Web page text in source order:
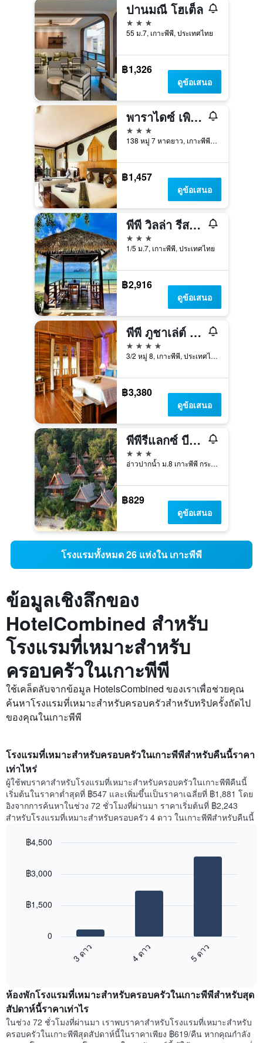
ปานมณี โฮเต็ล
3 ดาว
55 ม.7, เกาะพีพี, ประเทศไทย
฿1,326
ดูข้อเสนอ
พาราไดซ์ เพิร์ล บังกะโลส
3 ดาว
138 หมู่ 7 หาดยาว, เกาะพีพี, ประเทศไทย
฿1,457
ดูข้อเสนอ
พีพี วิลล่า รีสอร์ท
3 ดาว
1/5 ม.7, เกาะพีพี, ประเทศไทย
฿2,916
ดูข้อเสนอ
พีพี ภูชาเล่ต์ รีสอร์ท
4 ดาว
3/2 หมู่ 8, เกาะพีพี, ประเทศไทย
฿3,380
ดูข้อเสนอ
พีพีรีแลกซ์ บีชรีสอร์ท
3 ดาว
อ่าวปากน้ำ ม.8 เกาะพีพี กระบี่, เกาะพีพี, ประเทศไทย
฿829
ดูข้อเสนอ
โรงแรมทั้งหมด 26 แห่งใน เกาะพีพี
ข้อมูลเชิงลึกของ
HotelCombined สำหรับ
โรงแรมที่เหมาะสำหรับ
ครอบครัวในเกาะพีพี
ใช้เคล็ดลับจากข้อมูล HotelsCombined ของเราเพื่อช่วยคุณ
ค้นหาโรงแรมที่เหมาะสำหรับครอบครัวสำหรับทริปครั้งถัดไป
ของคุณในเกาะพีพี
โรงแรมที่เหมาะสำหรับครอบครัวในเกาะพีพีสำหรับคืนนี้ราคา
เท่าไหร่
ผู้ใช้พบราคาสำหรับโรงแรมที่เหมาะสำหรับครอบครัวในเกาะพีพีคืนนี้
เริ่มต้นในราคาต่ำสุดที่ ฿547 และเพิ่มขึ้นเป็นราคาเฉลี่ยที่ ฿1,881 โดย
อิงจากการค้นหาในช่วง 72 ชั่วโมงที่ผ่านมา ราคาเริ่มต้นที่ ฿2,243
สำหรับโรงแรมที่เหมาะสำหรับครอบครัว 4 ดาว ในเกาะพีพีสำหรับคืนนี้
with
ของ
ห้อง
พัก
คืน
นี้
3 ดาว 4 ดาว 5 ดาว
0
฿1,500
฿3,000
฿4,500
ห้องพักโรงแรมที่เหมาะสำหรับครอบครัวในเกาะพีพีสำหรับสุด
สัปดาห์นี้ราคาเท่าไร
ในช่วง 72 ชั่วโมงที่ผ่านมา เราพบราคาสำหรับโรงแรมที่เหมาะสำหรับ
ครอบครัวในเกาะพีพีสุดสัปดาห์นี้ในราคาเพียง ฿619/คืน หากคุณกำลัง